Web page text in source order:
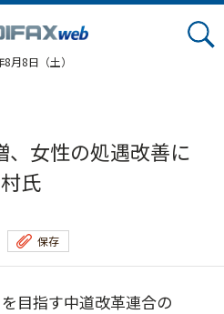
月8日（土）
、女性の処遇改善に
氏
保存
目指す中道改革連合の